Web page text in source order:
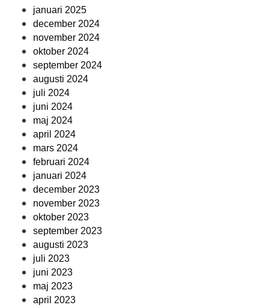
januari 2025
december 2024
november 2024
oktober 2024
september 2024
augusti 2024
juli 2024
juni 2024
maj 2024
april 2024
mars 2024
februari 2024
januari 2024
december 2023
november 2023
oktober 2023
september 2023
augusti 2023
juli 2023
juni 2023
maj 2023
april 2023